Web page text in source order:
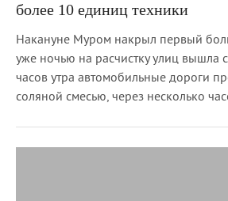
более 10 единиц техники
Накануне Муром накрыл первый
уже ночью на расчистку улиц вышла
часов утра автомобильные дороги
соляной смесью, через несколько